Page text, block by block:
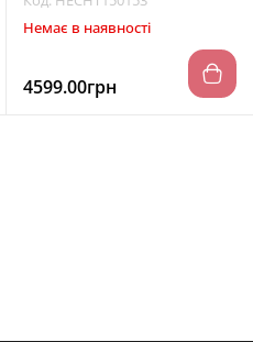
Немає в наявності
4599.00грн